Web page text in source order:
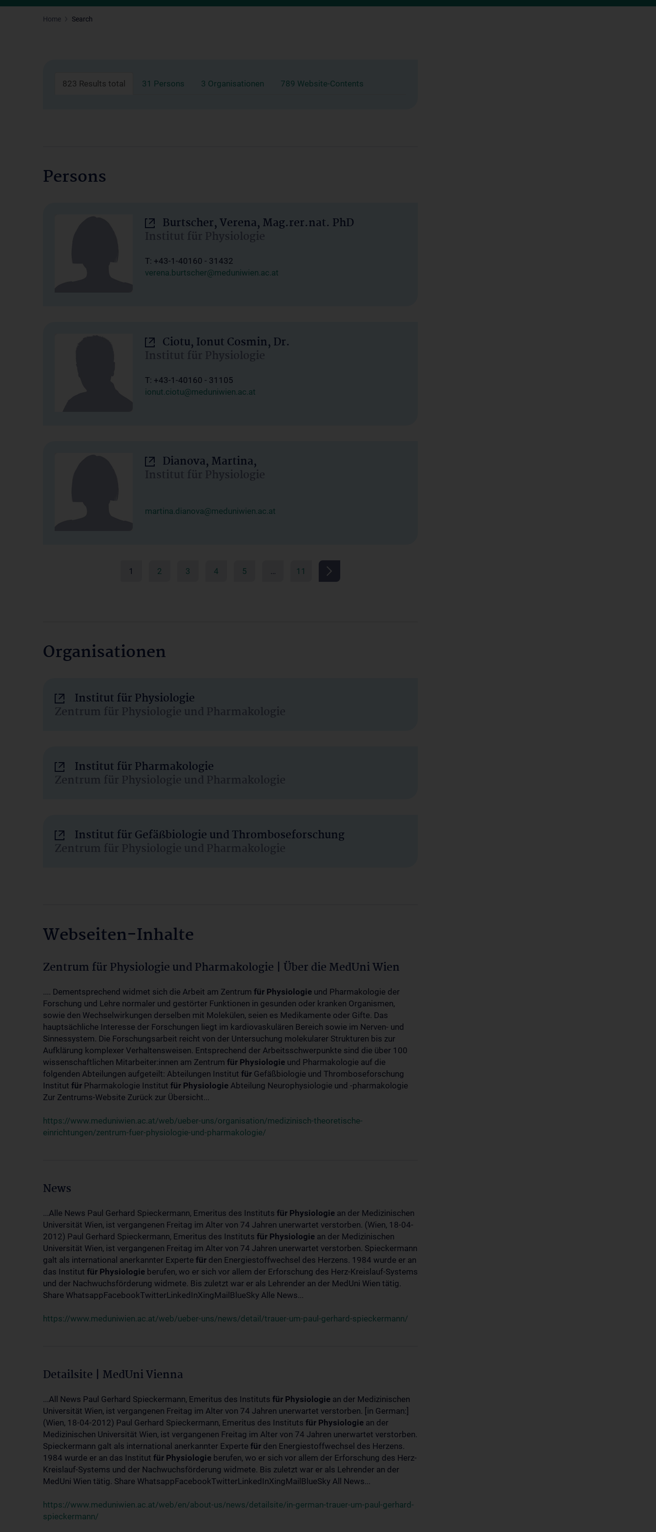
Home Search
823 Results total 31 Persons 3 Organisationen 789 Website-Contents
Persons
Burtscher, Verena, Mag.rer.nat. PhD
Institut für Physiologie
T: +43-1-40160 - 31432
verena.burtscher@meduniwien.ac.at
Ciotu, Ionut Cosmin, Dr.
Institut für Physiologie
T: +43-1-40160 - 31105
ionut.ciotu@meduniwien.ac.at
Dianova, Martina,
Institut für Physiologie
martina.dianova@meduniwien.ac.at
1 2 3 4 5 … 11
Organisationen
Institut für Physiologie
Zentrum für Physiologie und Pharmakologie
Institut für Pharmakologie
Zentrum für Physiologie und Pharmakologie
Institut für Gefäßbiologie und Thromboseforschung
Zentrum für Physiologie und Pharmakologie
Webseiten-Inhalte
Zentrum für Physiologie und Pharmakologie | Über die MedUni Wien
.... Dementsprechend widmet sich die Arbeit am Zentrum für Physiologie und Pharmakologie der
Forschung und Lehre normaler und gestörter Funktionen in gesunden oder kranken Organismen,
sowie den Wechselwirkungen derselben mit Molekülen, seien es Medikamente oder Gifte. Das
hauptsächliche Interesse der Forschungen liegt im kardiovaskulären Bereich sowie im Nerven- und
Sinnessystem. Die Forschungsarbeit reicht von der Untersuchung molekularer Strukturen bis zur
Aufklärung komplexer Verhaltensweisen. Entsprechend der Arbeitsschwerpunkte sind die über 100
wissenschaftlichen Mitarbeiter:innen am Zentrum für Physiologie und Pharmakologie auf die
folgenden Abteilungen aufgeteilt: Abteilungen Institut für Gefäßbiologie und Thromboseforschung
Institut für Pharmakologie Institut für Physiologie Abteilung Neurophysiologie und -pharmakologie
Zur Zentrums-Website Zurück zur Übersicht...
https://www.meduniwien.ac.at/web/ueber-uns/organisation/medizinisch-theoretische-
einrichtungen/zentrum-fuer-physiologie-und-pharmakologie/
News
...Alle News Paul Gerhard Spieckermann, Emeritus des Instituts für Physiologie an der Medizinischen
Universität Wien, ist vergangenen Freitag im Alter von 74 Jahren unerwartet verstorben. (Wien, 18-04-
2012) Paul Gerhard Spieckermann, Emeritus des Instituts für Physiologie an der Medizinischen
Universität Wien, ist vergangenen Freitag im Alter von 74 Jahren unerwartet verstorben. Spieckermann
galt als international anerkannter Experte für den Energiestoffwechsel des Herzens. 1984 wurde er an
das Institut für Physiologie berufen, wo er sich vor allem der Erforschung des Herz-Kreislauf-Systems
und der Nachwuchsförderung widmete. Bis zuletzt war er als Lehrender an der MedUni Wien tätig.
Share WhatsappFacebookTwitterLinkedInXingMailBlueSky Alle News...
https://www.meduniwien.ac.at/web/ueber-uns/news/detail/trauer-um-paul-gerhard-spieckermann/
Detailsite | MedUni Vienna
...All News Paul Gerhard Spieckermann, Emeritus des Instituts für Physiologie an der Medizinischen
Universität Wien, ist vergangenen Freitag im Alter von 74 Jahren unerwartet verstorben. [in German:]
(Wien, 18-04-2012) Paul Gerhard Spieckermann, Emeritus des Instituts für Physiologie an der
Medizinischen Universität Wien, ist vergangenen Freitag im Alter von 74 Jahren unerwartet verstorben.
Spieckermann galt als international anerkannter Experte für den Energiestoffwechsel des Herzens.
1984 wurde er an das Institut für Physiologie berufen, wo er sich vor allem der Erforschung des Herz-
Kreislauf-Systems und der Nachwuchsförderung widmete. Bis zuletzt war er als Lehrender an der
MedUni Wien tätig. Share WhatsappFacebookTwitterLinkedInXingMailBlueSky All News...
https://www.meduniwien.ac.at/web/en/about-us/news/detailsite/in-german-trauer-um-paul-gerhard-
spieckermann/